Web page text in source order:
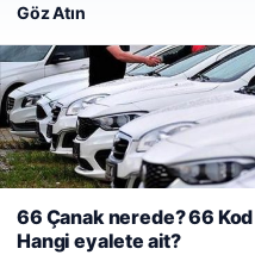
04/28/2026
Web sitemizi nasıl
kullanıyoruz.Çerez Politikamız
Göz Atın
66 Çanak nerede? 66
Hangi eyalete ait?